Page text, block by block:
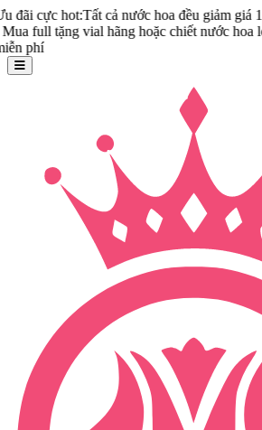
cả nước hoa đều giảm giá 10% - Mua
hãng hoặc chiết nước hoa loại khác giao